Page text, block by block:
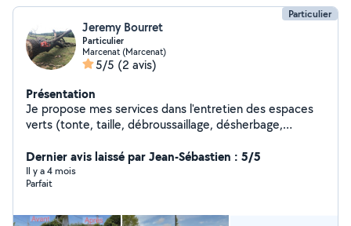
Particulier
Jeremy Bourret
Particulier
Marcenat (Marcenat)
5/5 (2 avis)
Présentation
Je propose mes services dans l'entretien des espaces
verts (tonte, taille, débroussaillage, désherbage,
(petits travaux, montage de murets, dalle béton,
réparation, etc.). Sérieux, réactif et équipé, je travaille
avec soin et efficacité. Je peux intervenir
N'hésitez pas à me contacter pour discuter de vos
Dernier avis laissé par Jean-Sébastien : 5/5
Il y a 4 mois
Parfait